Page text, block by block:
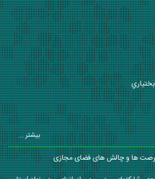
بیشتر ...
ها و چالش های فضای مجازی